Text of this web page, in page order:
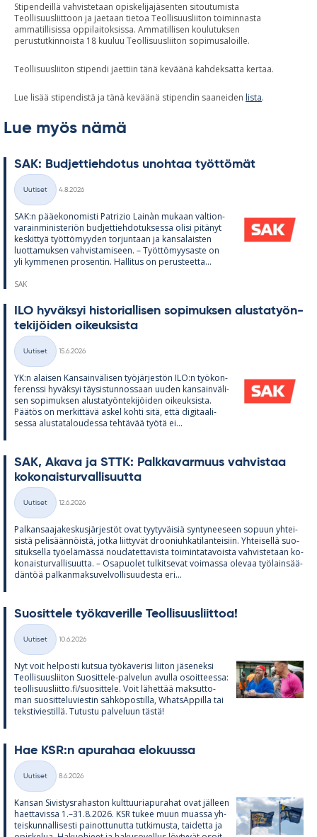
Stipendeillä vahvistetaan opiskelijajäsenten sitoutumista
Teollisuusliittoon ja jaetaan tietoa Teollisuusliiton toiminnasta
ammatillisissa oppilaitoksissa. Ammatillisen koulutuksen
perustutkinnoista 18 kuuluu Teollisuusliiton sopimusaloille.
Teollisuusliiton stipendi jaettiin tänä keväänä kahdeksatta kertaa.
Lue lisää stipendistä ja tänä keväänä stipendin saaneiden lista.
Lue myös nämä
SAK: Bud­jet­tieh­do­tus unoh­taa työt­tö­mät
Kategoriat
Uutiset
4.8.2026
SAK:n pää­e­ko­no­misti Pat­rizio Lainàn mu­kaan val­tion­
va­rain­mi­nis­te­riön bud­jet­tieh­do­tuk­sessa olisi pi­tä­nyt
kes­kit­tyä työt­tö­myy­den tor­jun­taan ja kan­sa­lais­ten
luot­ta­muk­sen vah­vis­ta­mi­seen. – Työt­tö­myy­saste on
yli kym­me­nen pro­sen­tin. Hal­li­tus on pe­rus­teetta...
SAK
ILO hy­väk­syi his­to­rial­li­sen so­pi­muk­sen alus­ta­työn­
te­ki­jöi­den oi­keuk­sista
Kategoriat
Uutiset
15.6.2026
YK:n alai­sen Kan­sain­vä­li­sen työ­jär­jes­tön ILO:n työ­kon­
fe­renssi hy­väk­syi täy­sis­tun­nos­saan uu­den kan­sain­vä­li­
sen so­pi­muk­sen alus­ta­työn­te­ki­jöi­den oi­keuk­sista.
Pää­tös on mer­kit­tävä as­kel kohti sitä, että di­gi­taa­li­
sessa alus­ta­ta­lou­dessa teh­tä­vää työtä ei...
SAK, Akava ja STTK: Palk­ka­var­muus vah­vis­taa
ko­ko­nais­tur­val­li­suutta
Kategoriat
Uutiset
12.6.2026
Pal­kan­saa­ja­kes­kus­jär­jes­töt ovat tyy­ty­väi­siä syn­ty­nee­seen so­puun yh­tei­
sistä pe­li­sään­nöistä, jotka liit­ty­vät droo­niuh­ka­ti­lan­tei­siin. Yh­tei­sellä suo­
si­tuk­sella työ­elä­mässä nou­da­tet­ta­vista toi­min­ta­ta­voista vah­vis­te­taan ko­
ko­nais­tur­val­li­suutta. – Os­a­puo­let tul­kit­se­vat voi­massa ole­vaa työ­lain­sää­
dän­töä pal­kan­mak­su­vel­vol­li­suu­desta eri...
Suo­sit­tele työ­ka­ve­rille Teol­li­suus­liit­toa!
Kategoriat
Uutiset
10.6.2026
Nyt voit hel­posti kut­sua työ­ka­ve­risi lii­ton jä­se­neksi
Teol­li­suus­lii­ton Suo­sit­tele-pal­ve­lun avulla osoit­teessa:
teol­li­suus­liitto.fi/suo­sit­tele. Voit lä­het­tää mak­sut­to­
man suo­sit­te­lu­vies­tin säh­kö­pos­tilla, What­sAp­pilla tai
teks­ti­vies­tillä. Tu­tustu pal­ve­luun tästä!
Hae KSR:n apu­ra­haa elo­kuussa
Kategoriat
Uutiset
8.6.2026
Kan­san Si­vis­tys­ra­has­ton kult­tuu­ria­pu­ra­hat ovat jäl­leen
haet­ta­vissa 1.–31.8.2026. KSR tu­kee muun muassa yh­
teis­kun­nal­li­sesti pai­not­tu­nutta tut­ki­musta, tai­detta ja